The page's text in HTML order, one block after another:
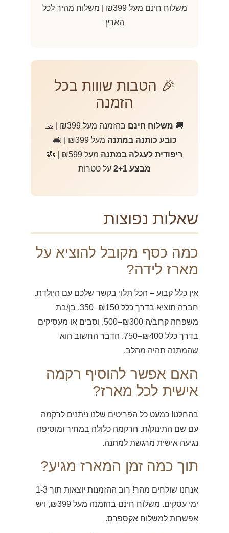
משלוח חינם מעל ₪399 | משלוח מהיר לכל
הארץ
🎉 הטבות שווות בכל
הזמנה
🚚 משלוח חינם בהזמנה מעל ₪399 | 🧢
כובע כותנה במתנה מעל ₪399 | 🛋️
ריפודית לעגלה במתנה מעל ₪599 | 🎋
מבצע 2+1
על טטרות
שאלות נפוצות
כמה כסף מקובל להוציא על
מארז לידה?
אין כלל קבוע – הכל תלוי בקשר שלכם עם היולדת.
חברה תוציא בדרך כלל ₪150–350, בן/בת
משפחה קרוב/ה ₪300–500, וסבים או מעסיקים
בדרך כלל ₪400–750. הדבר החשוב הוא
שהמתנה תהיה מהלב.
האם אפשר להוסיף רקמה
אישית לכל מארז?
בהחלט! כמעט כל הפריטים שלנו ניתנים לרקמה
עם שם התינוק/ת. הרקמה כלולה במחיר ומוסיפה
נגיעה אישית מרגשת למתנה.
תוך כמה זמן המארז מגיע?
אנחנו שולחים מהר! רוב ההזמנות יוצאות תוך 1-3
ימי עסקים. משלוח חינם בהזמנה מעל ₪399, ויש
אפשרות למשלוח אקספרס.